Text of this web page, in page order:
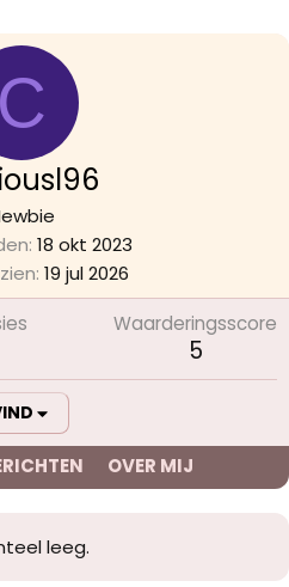
C
18 okt 2023
19 jul 2026
Waarderingsscore
5
OVER MIJ
leeg.